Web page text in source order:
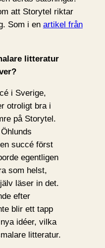
att Storytel riktar
Som i en artikel från
litteratur
i Sverige,
otroligt bra i
på Storytel.
succé först
egentligen
som helst,
läser in det.
efter
blir ett tapp
idéer, vilka
litteratur.